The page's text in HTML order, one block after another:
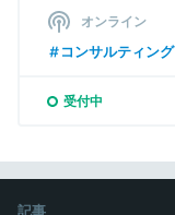
オンライン
コンサルティング
受付中
記事